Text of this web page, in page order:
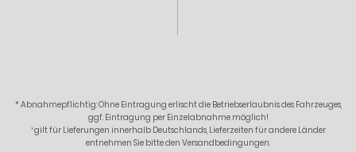
* Abnahmepflichtig: Ohne Eintragung erlischt die Betriebserlaubnis des Fahrzeuges,
ggf. Eintragung per Einzelabnahme möglich!
¹ gilt für Lieferungen innerhalb Deutschlands, Lieferzeiten für andere Länder
entnehmen Sie bitte den Versandbedingungen.